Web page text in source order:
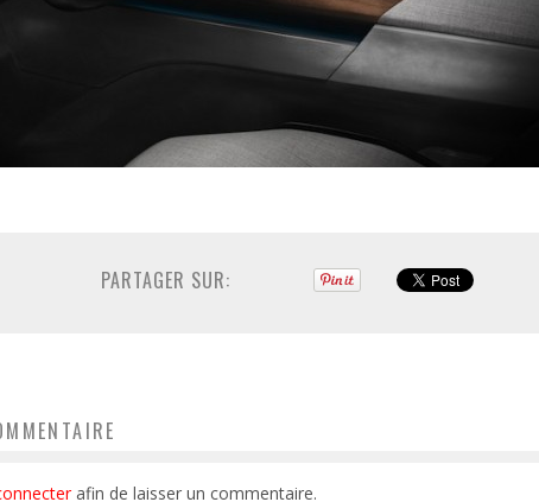
PARTAGER SUR:
afin de laisser un commentaire.